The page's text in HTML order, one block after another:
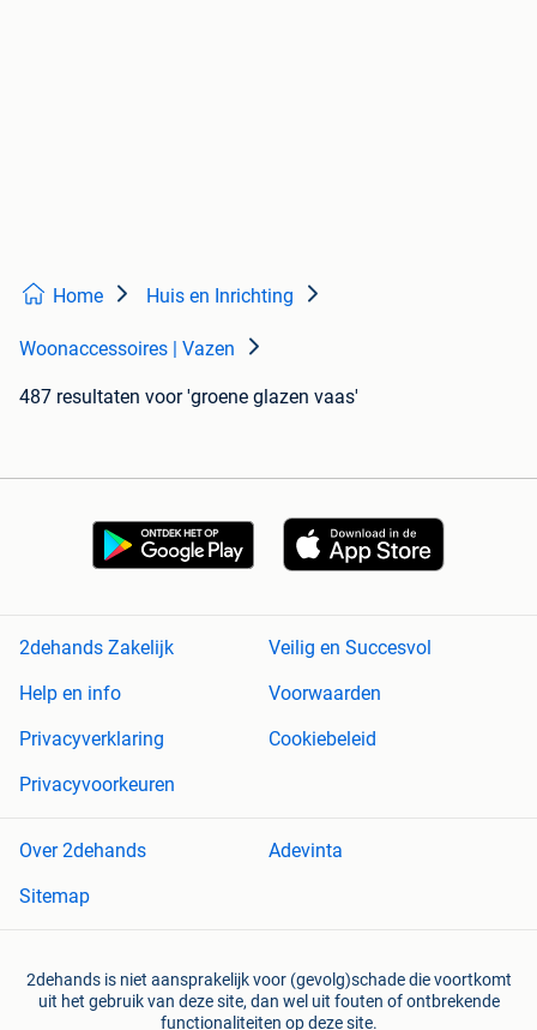
Home Huis en Inrichting
Woonaccessoires | Vazen
487 resultaten voor 'groene glazen vaas'
2dehands Zakelijk
Veilig en Succesvol
Help en info
Voorwaarden
Privacyverklaring
Cookiebeleid
Privacyvoorkeuren
Over 2dehands
Adevinta
Sitemap
2dehands is niet aansprakelijk voor (gevolg)schade die voortkomt
uit het gebruik van deze site, dan wel uit fouten of ontbrekende
functionaliteiten op deze site.